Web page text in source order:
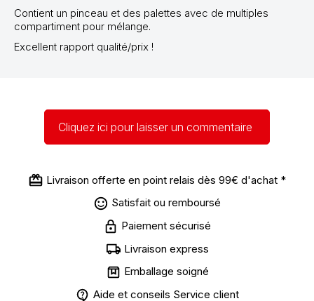
Contient un pinceau et des palettes avec de multiples
compartiment pour mélange.
Excellent rapport qualité/prix !
Cliquez ici pour laisser un commentaire
Livraison offerte en point relais dès 99€ d'achat *
Satisfait ou remboursé
Paiement sécurisé
Livraison express
Emballage soigné
Aide et conseils Service client